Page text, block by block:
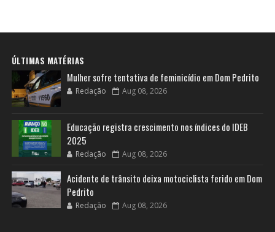
ÚLTIMAS MATÉRIAS
Mulher sofre tentativa de feminicídio em Dom Pedrito
Redação Aug 08, 2026
Educação registra crescimento nos índices do IDEB
2025
Redação Aug 08, 2026
Acidente de trânsito deixa motociclista ferido em Dom
Pedrito
Redação Aug 08, 2026